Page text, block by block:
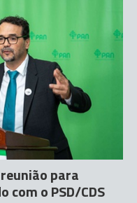
para
com o PSD/CDS